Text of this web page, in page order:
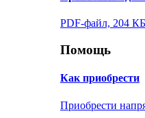
PDF-файл, 204 КБ
Помощь
Как приобрести
Приобрести